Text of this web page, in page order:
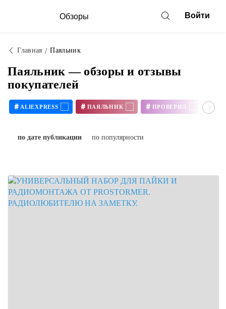
Обзоры Войти
Главная Паяльник
Паяльник — обзоры и отзывы
покупателей
# ALIEXPRESS # ПАЯЛЬНИК # ПРОВЕРИЛ #
по дате публикации по популярности